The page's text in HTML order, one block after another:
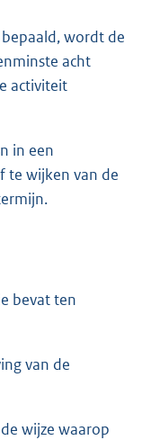
wordt de
acht
activiteit
in een
te wijken van de
bevat ten
van de
wijze waarop